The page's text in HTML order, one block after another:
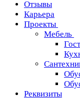
Отзывы
Карьера
Проекты
Мебель
Реквизиты